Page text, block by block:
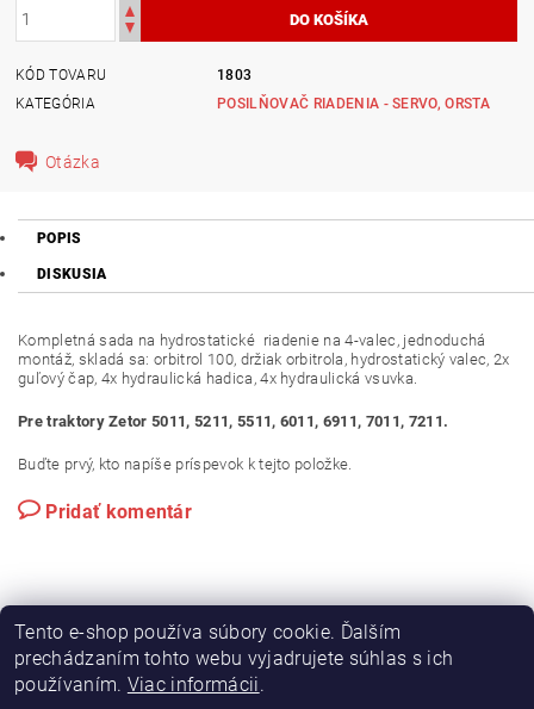
KÓD TOVARU
1803
KATEGÓRIA
POSILŇOVAČ RIADENIA - SERVO, ORSTA
Otázka
POPIS
DISKUSIA
Kompletná sada na hydrostatické riadenie na 4-valec, jednoduchá
montáž, skladá sa: orbitrol 100, držiak orbitrola, hydrostatický valec, 2x
guľový čap, 4x hydraulická hadica, 4x hydraulická vsuvka.
Pre traktory Zetor 5011, 5211, 5511, 6011, 6911, 7011, 7211.
Buďte prvý, kto napíše príspevok k tejto položke.
Pridať komentár
Výroba hydraulických hadíc
Tento e-shop používa súbory cookie. Ďalším
prechádzaním tohto webu vyjadrujete súhlas s ich
používaním. Viac informácii.